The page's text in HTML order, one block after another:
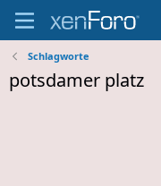
Schlagworte
potsdamer platz